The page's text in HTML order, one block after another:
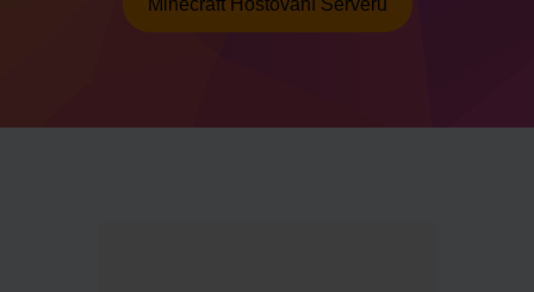
Minecraft Hostování Serveru